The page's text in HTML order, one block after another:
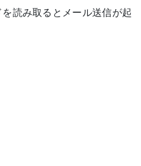
読み取るとメール送信が起